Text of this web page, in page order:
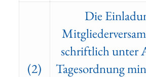
(2)
Die
schriftlich unter
Tagesordnung